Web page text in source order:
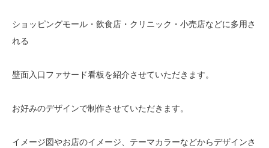
ショッピングモール・飲食店・クリニック・小売店などに多用さ
れる
壁面入口ファサード看板を紹介させていただきます。
お好みのデザインで制作させていただきます。
イメージ図やお店のイメージ、テーマカラーなどからデザインさ